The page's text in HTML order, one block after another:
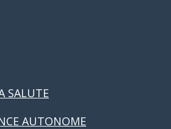
SALUTE
AUTONOME